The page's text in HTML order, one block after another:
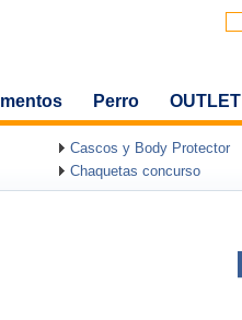
Perro OUTLET
Cascos y Body Protector
Chaquetas concurso